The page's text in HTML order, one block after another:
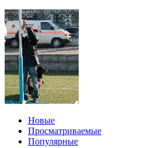
Новые
Просматриваемые
Популярные